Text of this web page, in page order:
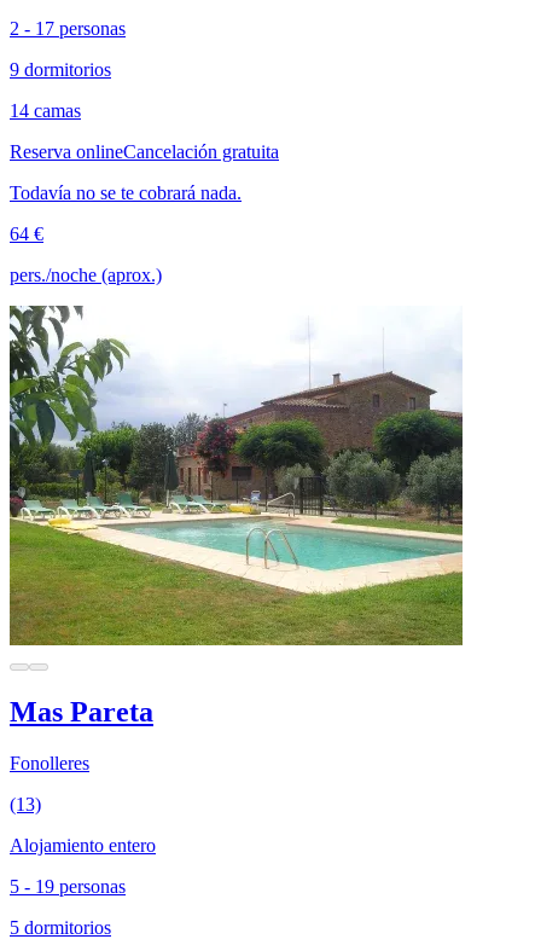
2 - 17 personas
9 dormitorios
14 camas
Reserva onlineCancelación gratuita
Todavía no se te cobrará nada.
64 €
pers./noche (aprox.)
Mas Pareta
Fonolleres
(13)
Alojamiento entero
5 - 19 personas
5 dormitorios